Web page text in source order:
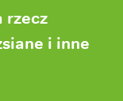
rzecz
i inne